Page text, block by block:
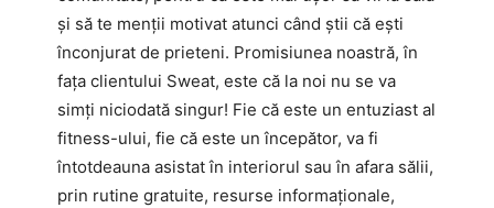
și să te menții motivat atunci când știi că ești
înconjurat de prieteni. Promisiunea noastră, în
fața clientului Sweat, este că la noi nu se va
simți niciodată singur! Fie că este un entuziast al
fitness-ului, fie că este un începător, va fi
întotdeauna asistat în interiorul sau în afara sălii,
prin rutine gratuite, resurse informaționale,